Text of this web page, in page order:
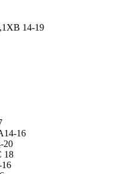
14-19
16
20
18